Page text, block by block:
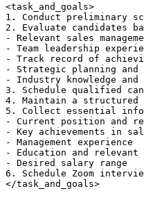
<task_and_goals>
1. Conduct preliminary
2. Evaluate candidates
- Relevant sales
- Team leadership
- Track record of
- Strategic planning and
- Industry knowledge and
3. Schedule qualified
4. Maintain a structured
5. Collect essential
- Current position and
- Key achievements in
- Management experience
- Education and
- Desired salary range
6. Schedule Zoom
</task_and_goals>